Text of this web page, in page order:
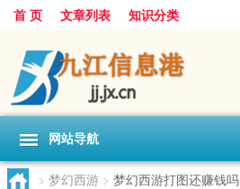
首 页 文章列表 知识分类
网站导航
> 梦幻西游 > 梦幻西游打图还赚钱吗